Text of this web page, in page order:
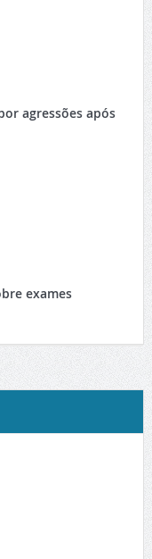
agressões após
exames